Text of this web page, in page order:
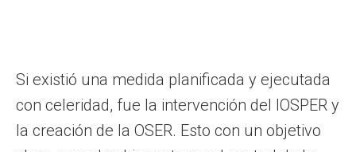
Si existió una medida planificada y ejecutada
con celeridad, fue la intervención del IOSPER y
la creación de la OSER. Esto con un objetivo